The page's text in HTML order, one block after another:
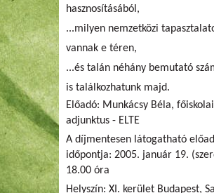
hasznosításából,
...milyen nemzetközi
vannak e téren,
...és talán néhány bemutató
is találkozhatunk majd.
Előadó: Munkácsy Béla, főiskolai
adjunktus - ELTE
A díjmentesen látogatható
időpontja: 2005. január 19.
18.00 óra
Helyszín: XI. kerület Budapest,